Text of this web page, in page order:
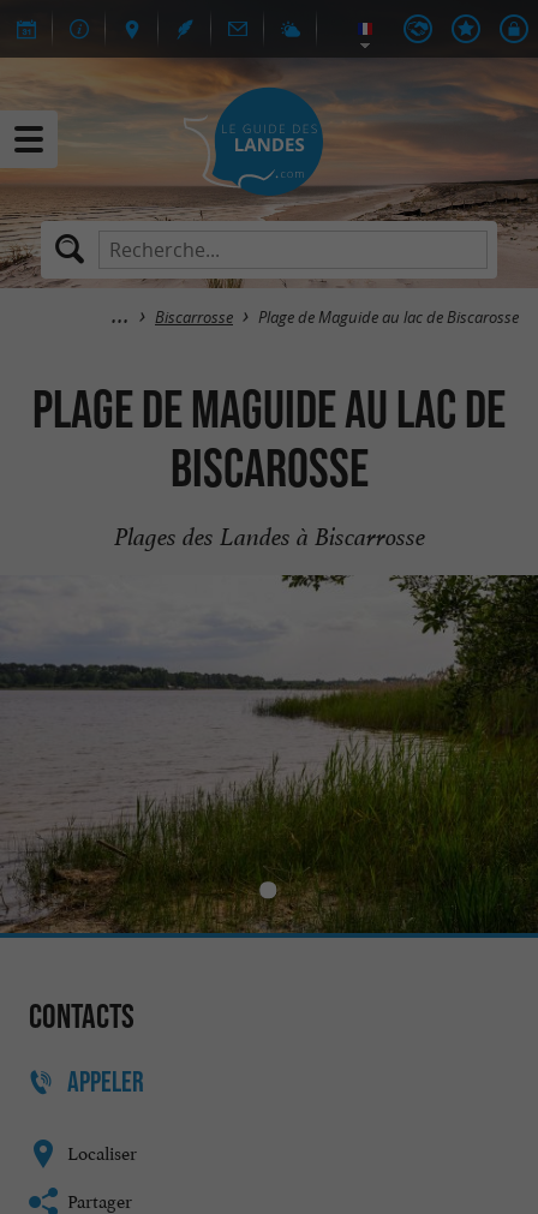
Biscarrosse Plage de Maguide au lac de Biscarosse
Plage de Maguide au lac de
Biscarosse
Plages des Landes à Biscarrosse
Contacts
APPELER
Localiser
Partager